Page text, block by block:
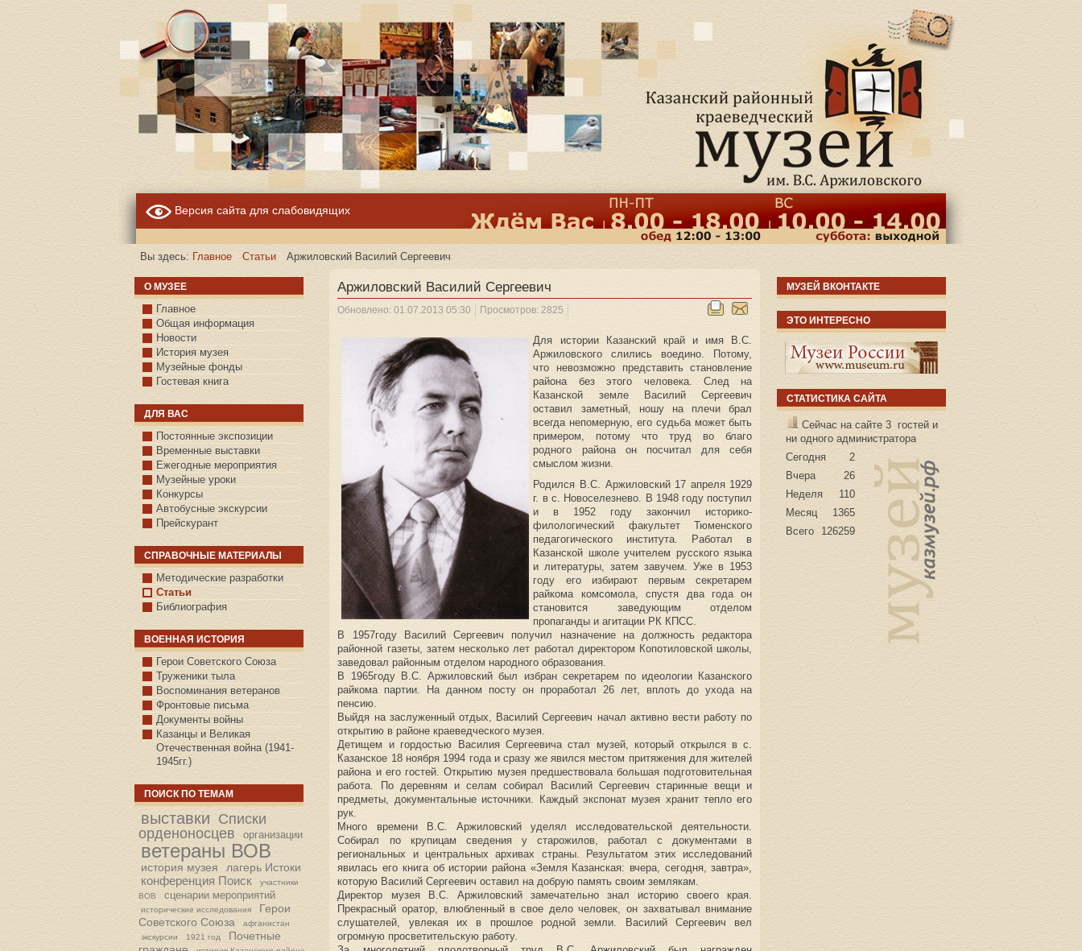
Версия сайта для слабовидящих
Вы здесь: Главное Статьи Аржиловский Василий Сергеевич
О МУЗЕЕ
Главное
Общая информация
Новости
История музея
Музейные фонды
Гостевая книга
ДЛЯ ВАС
Постоянные экспозиции
Временные выставки
Ежегодные мероприятия
Музейные уроки
Конкурсы
Автобусные экскурсии
Прейскурант
СПРАВОЧНЫЕ МАТЕРИАЛЫ
Методические разработки
Статьи
Библиография
ВОЕННАЯ ИСТОРИЯ
С.КАЗАНСКОЕ
Герои Советского Союза
Труженики тыла
Воспоминания ветеранов
Фронтовые письма
Документы войны
Казанцы и Великая
Отечественная война (1941-
1945гг.)
ПОИСК ПО ТЕМАМ
выставки Списки
орденоносцев
организации
ветераны ВОВ
история музея лагерь Истоки
конференция Поиск
участники
ВОВ
сценарии мероприятий
исторические исследования
Герои
Советского Союза
афганистан
экскурсии
1921 год
Почетные
Аржиловский Василий Сергеевич
Обновлено: 01.07.2013 05:30 Просмотров: 2825
Для истории Казанский край и имя В.С.
Аржиловского слились воедино. Потому,
что невозможно представить становление
района без этого человека. След на
Казанской земле Василий Сергеевич
оставил заметный, ношу на плечи брал
всегда непомерную, его судьба может быть
примером, потому что труд во благо
родного района он посчитал для себя
смыслом жизни.
Родился В.С. Аржиловский 17 апреля 1929
г. в с. Новоселезнево. В 1948 году поступил
и в 1952 году закончил историко-
филологический факультет Тюменского
педагогического института. Работал в
Казанской школе учителем русского языка
и литературы, затем завучем. Уже в 1953
году его избирают первым секретарем
райкома комсомола, спустя два года он
становится заведующим отделом
пропаганды и агитации РК КПСС.
В 1957году Василий Сергеевич получил назначение на должность редактора
районной газеты, затем несколько лет работал директором Копотиловской школы,
заведовал районным отделом народного образования.
В 1965году В.С. Аржиловский был избран секретарем по идеологии Казанского
райкома партии. На данном посту он проработал 26 лет, вплоть до ухода на
пенсию.
Выйдя на заслуженный отдых, Василий Сергеевич начал активно вести работу по
открытию в районе краеведческого музея.
Детищем и гордостью Василия Сергеевича стал музей, который открылся в с.
Казанское 18 ноября 1994 года и сразу же явился местом притяжения для жителей
района и его гостей. Открытию музея предшествовала большая подготовительная
работа. По деревням и селам собирал Василий Сергеевич старинные вещи и
предметы, документальные источники. Каждый экспонат музея хранит тепло его
рук.
Много времени В.С. Аржиловский уделял исследовательской деятельности.
Собирал по крупицам сведения у старожилов, работал с документами в
региональных и центральных архивах страны. Результатом этих исследований
явилась его книга об истории района «Земля Казанская: вчера, сегодня, завтра»,
которую Василий Сергеевич оставил на добрую память своим землякам.
Директор музея В.С. Аржиловский замечательно знал историю своего края.
Прекрасный оратор, влюбленный в свое дело человек, он захватывал внимание
слушателей, увлекая их в прошлое родной земли. Василий Сергеевич вел
огромную просветительскую работу.
МУЗЕЙ ВКОНТАКТЕ
ЭТО ИНТЕРЕСНО
СТАТИСТИКА САЙТА
Сейчас на сайте 3 гостей и
ни одного администратора
Сегодня
2
Вчера
26
Неделя
110
Месяц
1365
Всего
126259